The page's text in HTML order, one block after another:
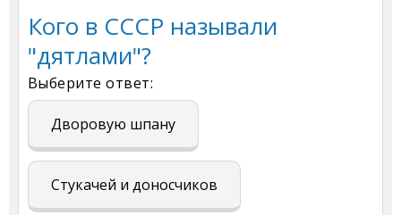
Кого в СССР называли
"дятлами"?
Выберите ответ:
Дворовую шпану
Стукачей и доносчиков